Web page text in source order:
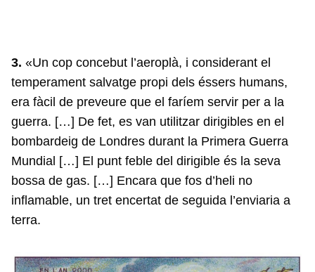
3. «Un cop concebut l’aeroplà, i considerant el
temperament salvatge propi dels éssers humans,
era fàcil de preveure que el faríem servir per a la
guerra. […] De fet, es van utilitzar dirigibles en el
bombardeig de Londres durant la Primera Guerra
Mundial […] El punt feble del dirigible és la seva
bossa de gas. […] Encara que fos d’heli no
inflamable, un tret encertat de seguida l’enviaria a
terra.